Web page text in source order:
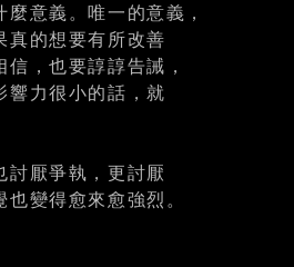
意義。唯一的意義，
真的想要有所改善
，也要諄諄告誡，
響力很小的話，就
討厭爭執，更討厭
變得愈來愈強烈。